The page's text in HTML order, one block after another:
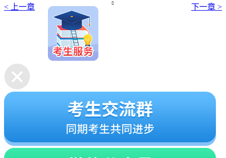
< 上一章
 下一章 >